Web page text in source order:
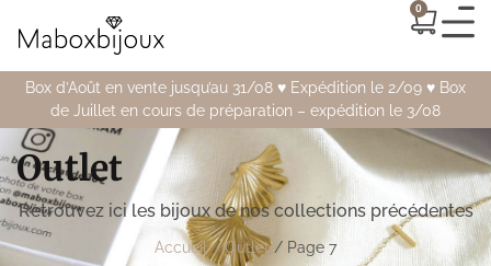
0
Box d’Août en vente jusqu’au 31/08 ♥️ Expédition le 2/09 ♥️ Box
de Juillet en cours de préparation – expédition le 3/08
Outlet
Retrouvez ici les bijoux de nos collections précédentes
Accueil/Outlet/ Page 7